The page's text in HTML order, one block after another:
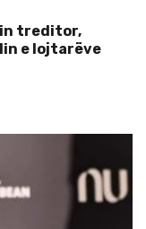
treditor,
e lojtarëve